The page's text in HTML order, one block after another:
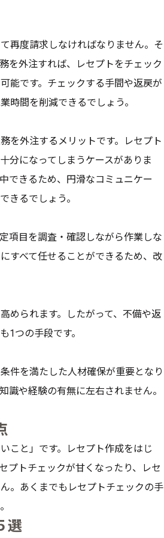
再度請求しなければなりません。そ
を外注すれば、レセプトをチェック
能です。チェックする手間や返戻が
時間を削減できるでしょう。
を外注するメリットです。レセプト
分になってしまうケースがありま
できるため、円滑なコミュニケー
きるでしょう。
項目を調査・確認しながら作業しな
すべて任せることができるため、改
められます。したがって、不備や返
1つの手段です。
件を満たした人材確保が重要となり
識や経験の有無に左右されません。
こと」です。レセプト作成をはじ
プトチェックが甘くなったり、レセ
。あくまでもレセプトチェックの手
選